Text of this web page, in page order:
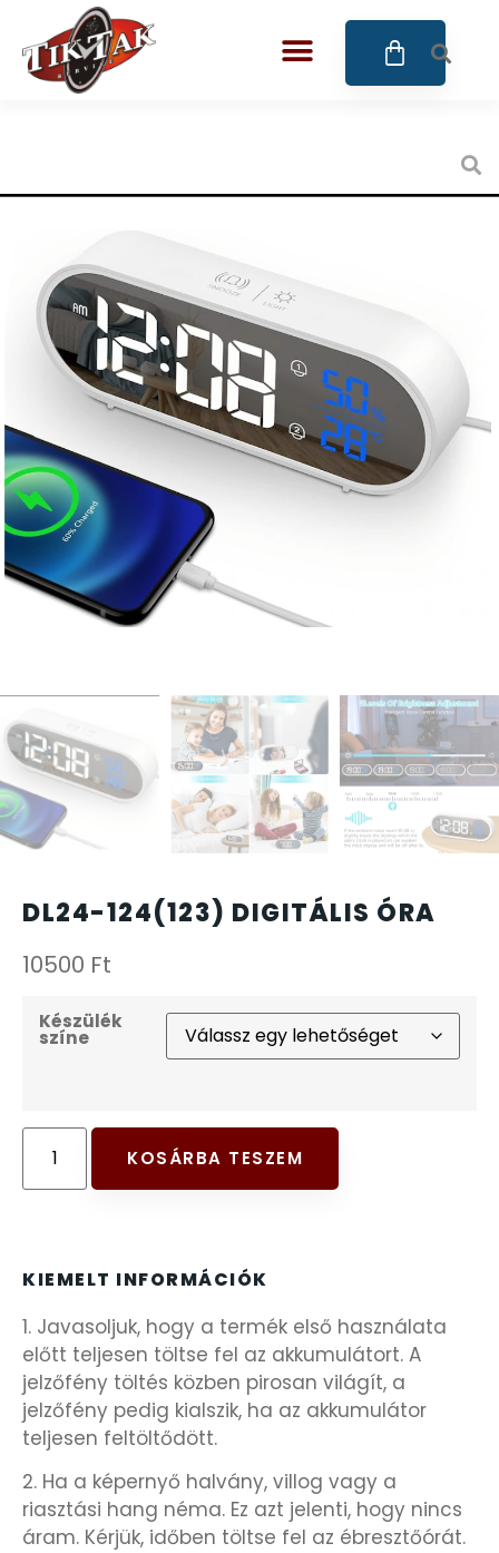
DL24-124(123) DIGITÁLIS ÓRA
10500 Ft
Készülék
színe
KOSÁRBA TESZEM
KIEMELT INFORMÁCIÓK
1. Javasoljuk, hogy a termék első használata
előtt teljesen töltse fel az akkumulátort. A
jelzőfény töltés közben pirosan világít, a
jelzőfény pedig kialszik, ha az akkumulátor
teljesen feltöltődött.
2. Ha a képernyő halvány, villog vagy a
riasztási hang néma. Ez azt jelenti, hogy nincs
áram. Kérjük, időben töltse fel az ébresztőórát.
CALYPSO
CANGO & RINALDI
CANGO & RINALDI CHARM
CANGO&RINALDI KARÓRÁK
CARTINI
CASIO
DIVAT KARÓRÁK (Curren, Oulm,Naviforce, D-
DOXA
ESPRIT
FALIÓRÁK
FÉMCSATOK
FESTINA
FRANCIS DELON
GUESS KARÓRÁK
HÁLÓZATI ÓRÁK
HOLLÓHÁZI PORCELÁN
KANDALLÓÓRÁK